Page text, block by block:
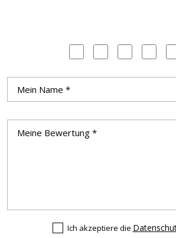
Ich akzeptiere die